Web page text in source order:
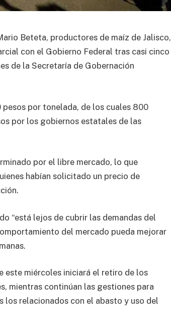
Beteta, productores de maíz de Jalisco,
con el Gobierno Federal tras casi cinco
de la Secretaría de Gobernación
por tonelada, de los cuales 800
por los gobiernos estatales de las
por el libre mercado, lo que
habían solicitado un precio de
“está lejos de cubrir las demandas del
del mercado pueda mejorar
este miércoles iniciará el retiro de los
mientras continúan las gestiones para
relacionados con el abasto y uso del